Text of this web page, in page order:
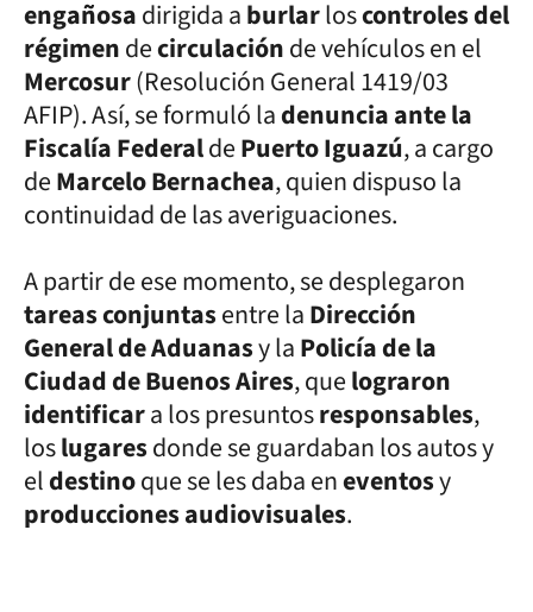
engañosadirigida aburlarloscontroles del
régimendecirculaciónde vehículos en el
Mercosur(Resolución General 1419/03
AFIP). Así, se formuló ladenuncia ante la
Fiscalía FederaldePuerto Iguazú, a cargo
deMarcelo Bernachea, quien dispuso la
continuidad de las averiguaciones.
A partir de ese momento, se desplegaron
tareas conjuntasentre laDirección
General de Aduanasy laPolicía de la
Ciudad de Buenos Aires, quelograron
identificara los presuntosresponsables,
loslugaresdonde se guardaban los autos y
eldestinoque se les daba eneventosy
producciones audiovisuales.